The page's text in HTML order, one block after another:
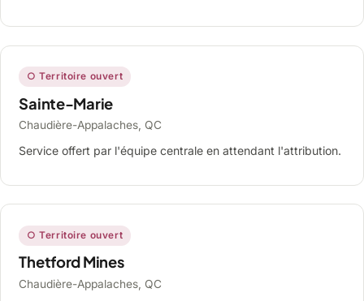
○ Territoire ouvert
Sainte-Marie
Chaudière-Appalaches, QC
Service offert par l'équipe centrale en attendant l'attribution.
○ Territoire ouvert
Thetford Mines
Chaudière-Appalaches, QC